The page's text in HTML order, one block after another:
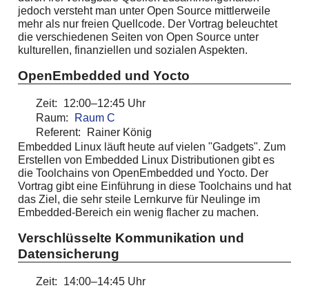
jedoch versteht man unter Open Source mittlerweile
mehr als nur freien Quellcode. Der Vortrag beleuchtet
die verschiedenen Seiten von Open Source unter
kulturellen, finanziellen und sozialen Aspekten.
OpenEmbedded und Yocto
Zeit:
12:00–12:45 Uhr
Raum:
Raum C
Referent:
Rainer König
Embedded Linux läuft heute auf vielen "Gadgets". Zum
Erstellen von Embedded Linux Distributionen gibt es
die Toolchains von OpenEmbedded und Yocto. Der
Vortrag gibt eine Einführung in diese Toolchains und hat
das Ziel, die sehr steile Lernkurve für Neulinge im
Embedded-Bereich ein wenig flacher zu machen.
Verschlüsselte Kommunikation und
Datensicherung
Zeit:
14:00–14:45 Uhr